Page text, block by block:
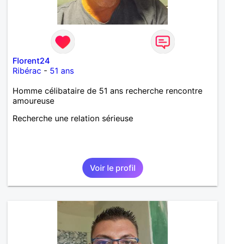
Florent24
Ribérac - 51 ans
Homme célibataire de 51 ans recherche rencontre
amoureuse
Recherche une relation sérieuse
Voir le profil